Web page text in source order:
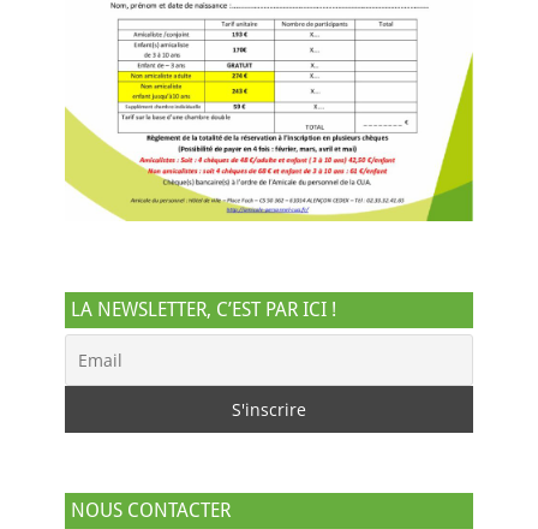
LA NEWSLETTER, C’EST PAR ICI !
NOUS CONTACTER